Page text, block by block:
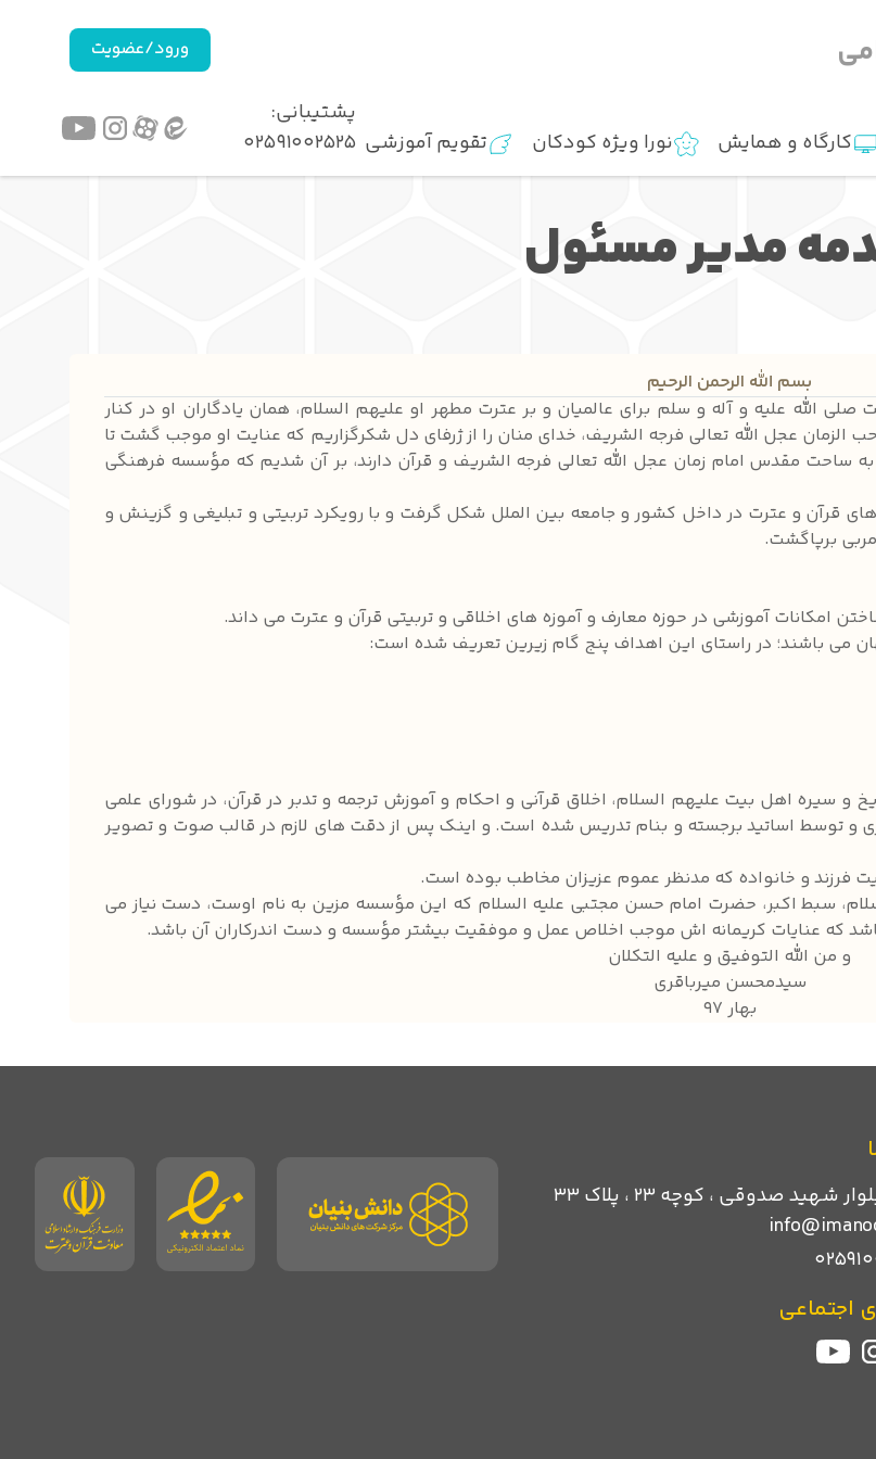
کارگاه و همایش نورا ویژه کودکان تقویم آموزشی
ورود/عضویت
پشتیبانی:‌
02591002525
مدیر مسئول
بسم الله الرحمن الرحیم
صلی الله علیه و آله و سلم برای عالمیان و بر عترت مطهر او علیهم السلام، همان یادگاران او در کنار
عجل الله تعالی فرجه الشریف، خدای منان را از ژرفای دل شکرگزاریم که عنایت او موجب گشت تا
ساحت مقدس امام زمان عجل الله تعالی فرجه الشریف و قرآن دارند، بر آن شدیم که مؤسسه فرهنگی
قرآن و عترت در داخل کشور و جامعه بین الملل شکل گرفت و با رویکرد تربیتی و تبلیغی و گزینش و
برپاگشت.
امکانات آموزشی در حوزه معارف و آموزه های اخلاقی و تربیتی قرآن و عترت می داند.
می باشند؛ در راستای این اهداف پنج گام زیرین تعریف شده است:
و سیره اهل بیت علیهم السلام، اخلاق قرآنی و احکام و آموزش ترجمه و تدبر در قرآن، در شورای علمی
و توسط اساتید برجسته و بنام تدریس شده است. و اینک پس از دقت های لازم در قالب صوت و تصویر
فرزند و خانواده که مدنظر عموم عزیزان مخاطب بوده است.
سبط اکبر، حضرت امام حسن مجتبی علیه السلام که این مؤسسه مزین به نام اوست، دست نیاز می
که عنایات کریمانه اش موجب اخلاص عمل و موفقیت بیشتر مؤسسه و دست اندرکاران آن باشد.
و من الله التوفیق و علیه التکلان
سیدمحسن میرباقری
بهار 97
شهید صدوقی ، کوچه 23 ، پلاک 33
اجتماعی